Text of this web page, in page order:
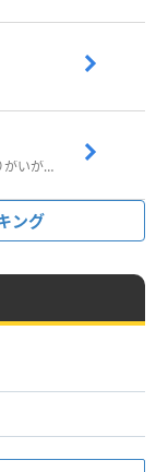
ペットを育ってポイ活しよう！可愛くやりがいがある新感覚アプリ
ング